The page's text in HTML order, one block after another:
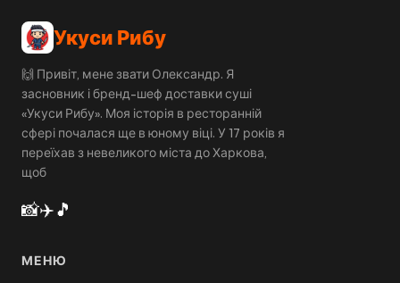
Укуси Рибу
🙌 Привіт, мене звати Олександр. Я
засновник і бренд-шеф доставки суші
«Укуси Рибу». Моя історія в ресторанній
сфері почалася ще в юному віці. У 17 років я
переїхав з невеликого міста до Харкова,
щоб
📸✈️🎵
МЕНЮ